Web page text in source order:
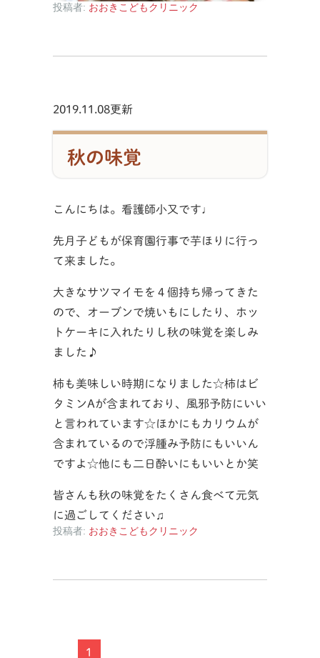
投稿者: おおきこどもクリニック
2019.11.08更新
秋の味覚
こんにちは。看護師小又です♩
先月子どもが保育園行事で芋ほりに行っ
て来ました。
大きなサツマイモを４個持ち帰ってきた
ので、オーブンで焼いもにしたり、ホッ
トケーキに入れたりし秋の味覚を楽しみ
ました♪
柿も美味しい時期になりました☆柿はビ
タミンAが含まれており、風邪予防にいい
と言われています☆ほかにもカリウムが
含まれているので浮腫み予防にもいいん
ですよ☆他にも二日酔いにもいいとか笑
皆さんも秋の味覚をたくさん食べて元気
に過ごしてください♫
投稿者: おおきこどもクリニック
1